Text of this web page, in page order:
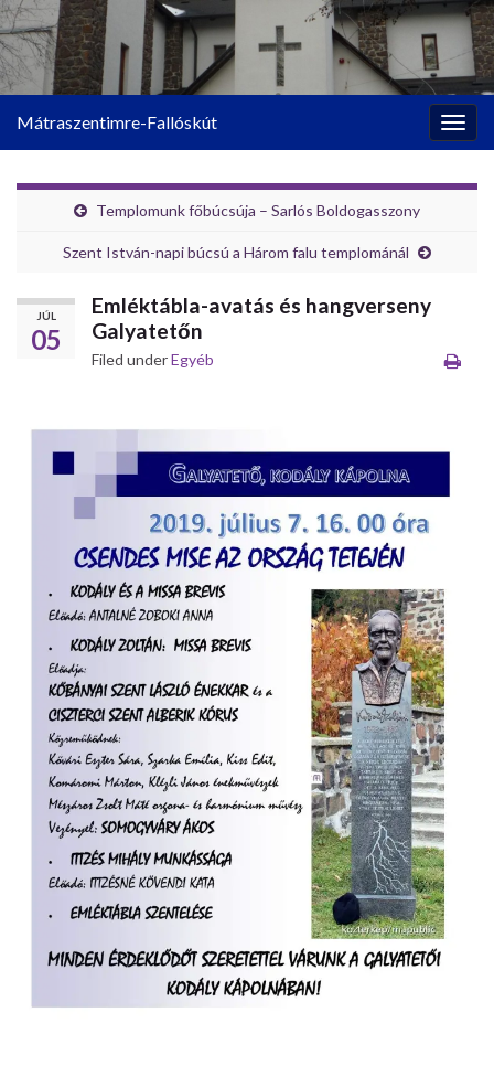
Mátraszentimre-Fallóskút
Templomunk főbúcsúja – Sarlós Boldogasszony
Szent István-napi búcsú a Három falu templománál
JÚL
05
Emléktábla-avatás és hangverseny
Galyatetőn
Filed underEgyéb